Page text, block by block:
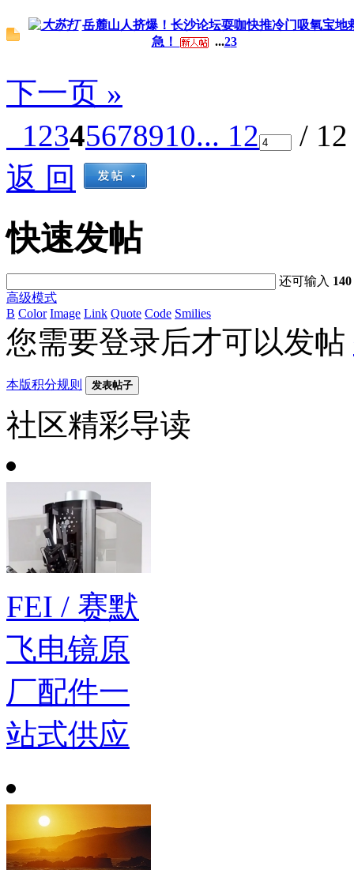
岳麓山人挤爆！长沙论坛耍咖快推冷门吸氧宝地
急！
...23
下一页 »
12345678910... 12
/
返 回
快速发帖
还可输入 140
高级模式
B Color Image Link Quote Code Smilies
您需要登录后才可以发帖
本版积分规则 发表帖子
社区精彩导读
FEI / 赛默
飞电镜原
厂配件一
站式供应